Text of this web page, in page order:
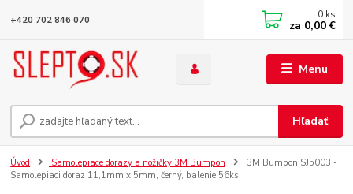
Menu
Hľadať
+420 702 846 070 0 ks
za 0,00 €
Úvod Samolepiace dorazy a nožičky 3M Bumpon
3M Bumpon SJ5003 -
Samolepiaci doraz 11,1mm x 5mm, černý, balenie 56ks